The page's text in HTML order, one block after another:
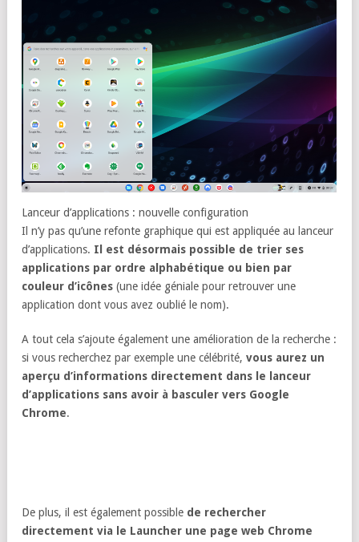
Lanceur d’applications : nouvelle configuration
Il n’y pas qu’une refonte graphique qui est appliquée au lanceur
d’applications. Il est désormais possible de trier ses
applications par ordre alphabétique ou bien par
couleur d’icônes (une idée géniale pour retrouver une
application dont vous avez oublié le nom).
A tout cela s’ajoute également une amélioration de la recherche :
si vous recherchez par exemple une célébrité, vous aurez un
aperçu d’informations directement dans le lanceur
d’applications sans avoir à basculer vers Google
Chrome.
De plus, il est également possible de rechercher
directement via le Launcher une page web Chrome